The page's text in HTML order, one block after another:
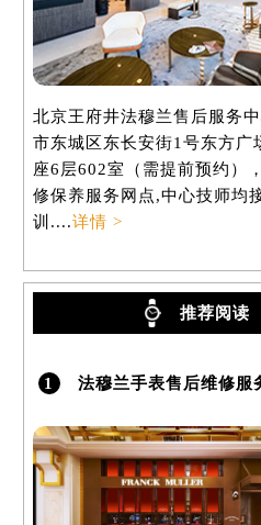
北京王府井法穆兰售后服务
市东城区东长安街1号东方广
座6层602室（需提前预约）
修保养服务网点,中心技师均
训....详情 >
推荐阅读
1